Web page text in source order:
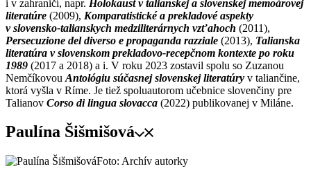
i v zahraničí, napr. Holokaust v talianskej a slovenskej memoárovej
literatúre (2009), Komparatistické a prekladové aspekty
v slovensko-talianskych medziliterárnych vzťahoch (2011),
Persecuzione del diverso e propaganda razziale (2013), Talianska
literatúra v slovenskom prekladovo-recepčnom kontexte po roku
1989 (2017 a 2018) a i. V roku 2023 zostavil spolu so Zuzanou
Nemčíkovou Antológiu súčasnej slovenskej literatúry v taliančine,
ktorá vyšla v Ríme. Je tiež spoluautorom učebnice slovenčiny pre
Talianov Corso di lingua slovacca (2022) publikovanej v Miláne.
Paulína Šišmišová
Foto: Archív autorky